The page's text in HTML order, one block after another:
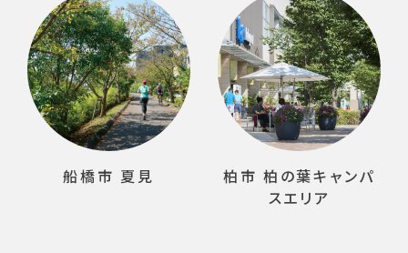
船橋市 夏見
柏市 柏の葉キャンパ
スエリア